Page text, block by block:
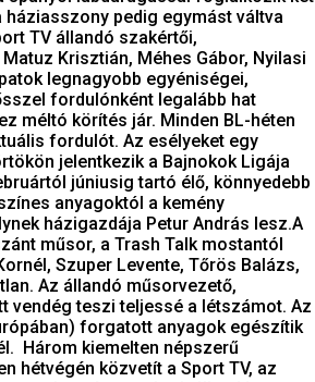
pedig egymást váltva
TV állandó szakértői,
Krisztián, Méhes Gábor, Nyilasi
legnagyobb egyéniségei,
fordulónként legalább hat
méltó körítés jár. Minden BL-héten
fordulót. Az esélyeket egy
jelentkezik a Bajnokok Ligája
júniusig tartó élő, könnyedebb
anyagoktól a kemény
házigazdája Petur András lesz.A
műsor, a Trash Talk mostantól
Szuper Levente, Tőrös Balázs,
Az állandó műsorvezető,
vendég teszi teljessé a létszámot. Az
forgatott anyagok egészítik
Három kiemelten népszerű
hétvégén közvetít a Sport TV, az